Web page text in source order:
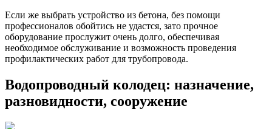
Если же выбрать устройство из бетона, без помощи
профессионалов обойтись не удастся, зато прочное
оборудование прослужит очень долго, обеспечивая
необходимое обслуживание и возможность проведения
профилактических работ для трубопровода.
Водопроводный колодец: назначение,
разновидности, сооружение